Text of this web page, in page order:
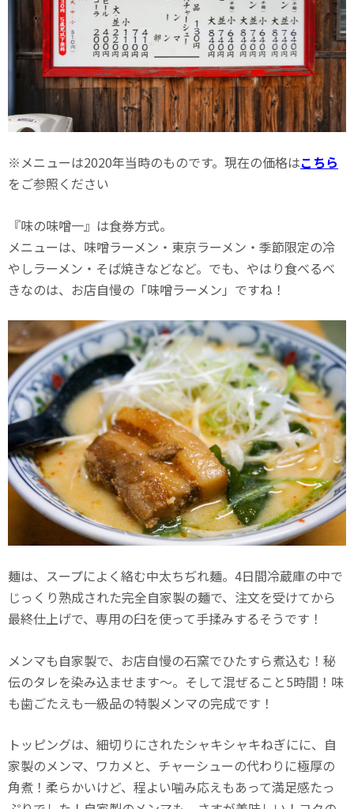
※メニューは2020年当時のものです。現在の価格はこちら
をご参照ください
『味の味噌一』は食券方式。
メニューは、味噌ラーメン・東京ラーメン・季節限定の冷
やしラーメン・そば焼きなどなど。でも、やはり食べるべ
きなのは、お店自慢の「味噌ラーメン」ですね！
麺は、スープによく絡む中太ちぢれ麺。4日間冷蔵庫の中で
じっくり熟成された完全自家製の麺で、注文を受けてから
最終仕上げで、専用の臼を使って手揉みするそうです！
メンマも自家製で、お店自慢の石窯でひたすら煮込む！秘
伝のタレを染み込ませます〜。そして混ぜること5時間！味
も歯ごたえも一級品の特製メンマの完成です！
トッピングは、細切りにされたシャキシャキねぎにに、自
家製のメンマ、ワカメと、チャーシューの代わりに極厚の
角煮！柔らかいけど、程よい噛み応えもあって満足感たっ